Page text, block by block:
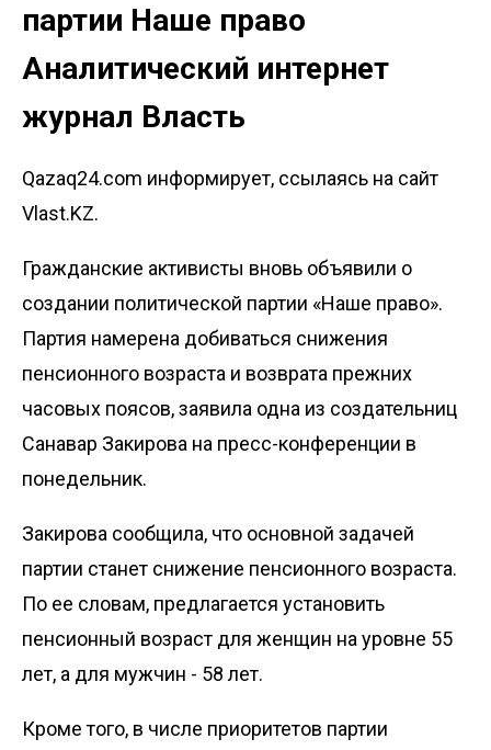
партии Наше право
Аналитический интернет
журнал Власть
Qazaq24.com информирует, ссылаясь на сайт
Vlast.KZ.
Гражданские активисты вновь объявили о
создании политической партии «Наше право».
Партия намерена добиваться снижения
пенсионного возраста и возврата прежних
часовых поясов, заявила одна из создательниц
Санавар Закирова на пресс-конференции в
понедельник.
Закирова сообщила, что основной задачей
партии станет снижение пенсионного возраста.
По ее словам, предлагается установить
пенсионный возраст для женщин на уровне 55
лет, а для мужчин - 58 лет.
Кроме того, в числе приоритетов партии